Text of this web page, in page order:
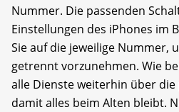
Nummer. Die passenden
Einstellungen des iPhones im
Sie auf die jeweilige Nummer,
getrennt vorzunehmen. Wie
alle Dienste weiterhin über
damit alles beim Alten bleibt.